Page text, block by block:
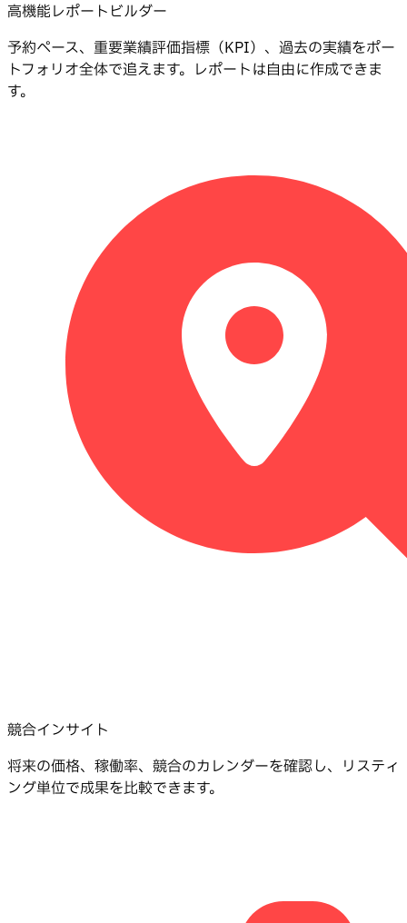
高機能レポートビルダー
予約ペース、重要業績評価指標（KPI）、過去の実績をポー
トフォリオ全体で追えます。レポートは自由に作成できま
す。
競合インサイト
将来の価格、稼働率、競合のカレンダーを確認し、リスティ
ング単位で成果を比較できます。